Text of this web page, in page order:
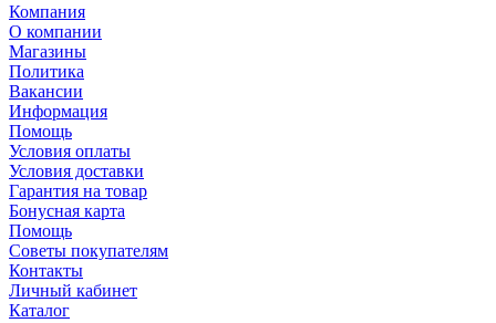
Компания
О компании
Магазины
Политика
Вакансии
Информация
Помощь
Условия оплаты
Условия доставки
Гарантия на товар
Бонусная карта
Помощь
Советы покупателям
Контакты
Личный кабинет
Каталог